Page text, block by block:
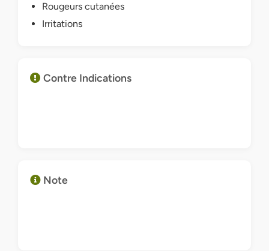
Rougeurs cutanées
Irritations
Contre Indications
Note